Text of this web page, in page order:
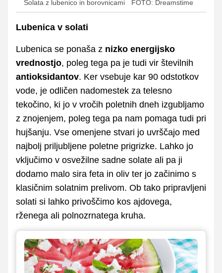
Solata z lubenico in borovnicami FOTO: Dreamstime
Lubenica v solati
Lubenica se ponaša z nizko energijsko
vrednostjo, poleg tega pa je tudi vir številnih
antioksidantov. Ker vsebuje kar 90 odstotkov
vode, je odličen nadomestek za telesno
tekočino, ki jo v vročih poletnih dneh izgubljamo
z znojenjem, poleg tega pa nam pomaga tudi pri
hujšanju. Vse omenjene stvari jo uvrščajo med
najbolj priljubljene poletne prigrizke. Lahko jo
vključimo v osvežilne sadne solate ali pa ji
dodamo malo sira feta in oliv ter jo začinimo s
klasičnim solatnim prelivom. Ob tako pripravljeni
solati si lahko privoščimo kos ajdovega,
rženega ali polnozrnatega kruha.